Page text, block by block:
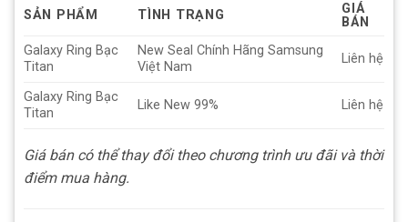
SẢN PHẨM TÌNH TRẠNG
GIÁ
BÁN
Galaxy Ring Bạc
Titan
New Seal Chính Hãng Samsung
Việt Nam
Liên hệ
Galaxy Ring Bạc
Titan
Like New 99% Liên hệ
Giá bán có thể thay đổi theo chương trình ưu đãi và thời
điểm mua hàng.